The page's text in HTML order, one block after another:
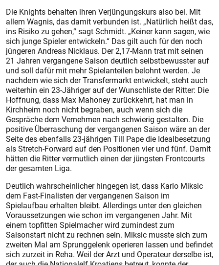
Die Knights behalten ihren Verjüngungskurs also bei. Mit
allem Wagnis, das damit verbunden ist. „Natürlich heißt das,
ins Risiko zu gehen,“ sagt Schmidt. „Keiner kann sagen, wie
sich junge Spieler entwickeln.“ Das gilt auch für den noch
jüngeren Andreas Nicklaus. Der 2,17-Mann trat mit seinen
21 Jahren vergangene Saison deutlich selbstbewusster auf
und soll dafür mit mehr Spielanteilen belohnt werden. Je
nachdem wie sich der Transfermarkt entwickelt, steht auch
weiterhin ein 23-Jähriger auf der Wunschliste der Ritter: Die
Hoffnung, dass Max Mahoney zurückkehrt, hat man in
Kirchheim noch nicht begraben, auch wenn sich die
Gespräche dem Vernehmen nach schwierig gestalten. Die
positive Überraschung der vergangenen Saison wäre an der
Seite des ebenfalls 23-jährigen Till Pape die Idealbesetzung
als Stretch-Forward auf den Positionen vier und fünf. Damit
hätten die Ritter vermutlich einen der jüngsten Frontcourts
der gesamten Liga.
Deutlich wahrscheinlicher hingegen ist, dass Karlo Miksic
dem Fast-Finalisten der vergangenen Saison im
Spielaufbau erhalten bleibt. Allerdings unter den gleichen
Voraussetzungen wie schon im vergangenen Jahr. Mit
einem topfitten Spielmacher wird zumindest zum
Saisonstart nicht zu rechnen sein. Miksic musste sich zum
zweiten Mal am Sprunggelenk operieren lassen und befindet
sich zurzeit in Reha. Weil der Arzt und Operateur derselbe ist,